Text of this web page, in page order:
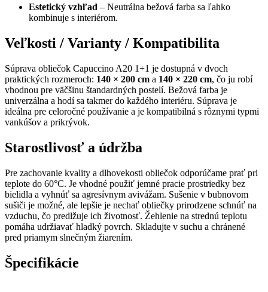
Estetický vzhľad – Neutrálna bežová farba sa ľahko
kombinuje s interiérom.
Veľkosti / Varianty / Kompatibilita
Súprava obliečok Capuccino A20 1+1 je dostupná v dvoch
praktických rozmeroch: 140 × 200 cm a 140 × 220 cm, čo ju robí
vhodnou pre väčšinu štandardných postelí. Bežová farba je
univerzálna a hodí sa takmer do každého interiéru. Súprava je
ideálna pre celoročné používanie a je kompatibilná s rôznymi typmi
vankúšov a prikrývok.
Starostlivosť a údržba
Pre zachovanie kvality a dlhovekosti obliečok odporúčame prať pri
teplote do 60°C. Je vhodné použiť jemné pracie prostriedky bez
bielidla a vyhnúť sa agresívnym avivážam. Sušenie v bubnovom
sušiči je možné, ale lepšie je nechať obliečky prirodzene schnúť na
vzduchu, čo predlžuje ich životnosť. Žehlenie na strednú teplotu
pomáha udržiavať hladký povrch. Skladujte v suchu a chránené
pred priamym slnečným žiarením.
Špecifikácie